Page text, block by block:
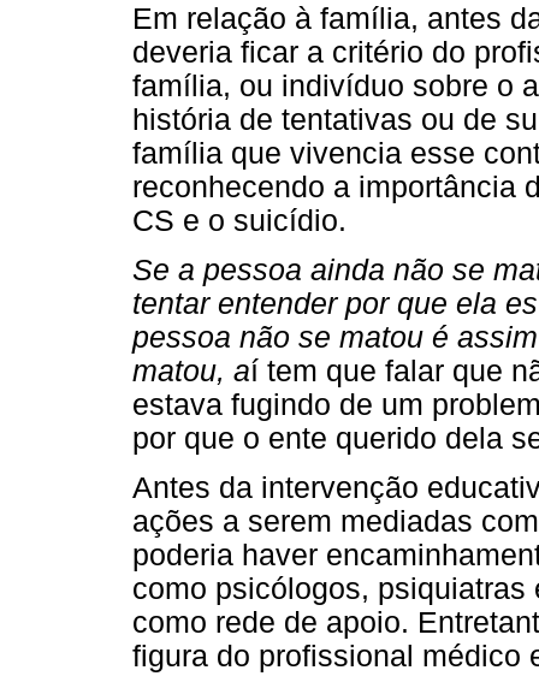
Em relação à família, antes
deveria ficar a critério do
família, ou indivíduo sobre o
história de tentativas ou de
família que vivencia esse
reconhecendo a importância
CS e o suicídio.
Se a pessoa ainda não se
tentar entender por que ela
pessoa não se matou é
matou, aí tem que falar que
estava fugindo de um
por que o ente querido dela
Antes da intervenção
ações a serem mediadas
poderia haver
como psicólogos,
como rede de apoio.
figura do profissional médico